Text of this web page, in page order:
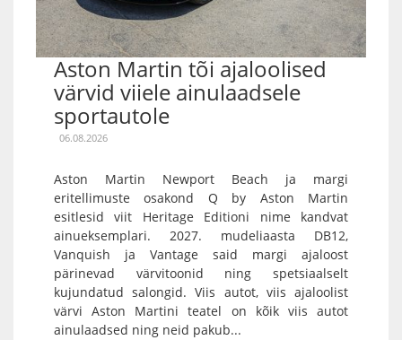
Aston Martin tõi ajaloolised
värvid viiele ainulaadsele
sportautole
06.08.2026
Aston Martin Newport Beach ja margi
eritellimuste osakond Q by Aston Martin
esitlesid viit Heritage Editioni nime kandvat
ainueksemplari. 2027. mudeliaasta DB12,
Vanquish ja Vantage said margi ajaloost
pärinevad värvitoonid ning spetsiaalselt
kujundatud salongid. Viis autot, viis ajaloolist
värvi Aston Martini teatel on kõik viis autot
ainulaadsed ning neid pakub...